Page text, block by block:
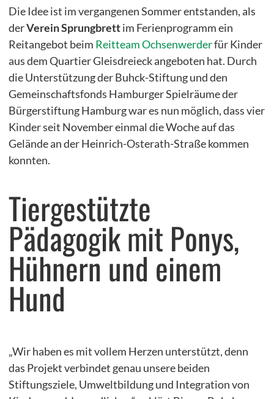
Die Idee ist im vergangenen Sommer entstanden, als
derVerein Sprungbrettim Ferienprogramm ein
Reitangebot beim Reitteam Ochsenwerderfür Kinder
aus dem Quartier Gleisdreieck angeboten hat. Durch
die Unterstützung der Buhck-Stiftung und den
Gemeinschaftsfonds Hamburger Spielräume der
Bürgerstiftung Hamburg war es nun möglich, dass vier
Kinder seit November einmal die Woche auf das
Gelände an der Heinrich-Osterath-Straße kommen
konnten.
Tiergestützte
Pädagogik mit Ponys,
Hühnern und einem
Hund
„Wir haben es mit vollem Herzen unterstützt, denn
das Projekt verbindet genau unsere beiden
Stiftungsziele, Umweltbildung und Integration von